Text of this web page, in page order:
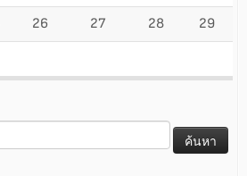
26 27 28 29